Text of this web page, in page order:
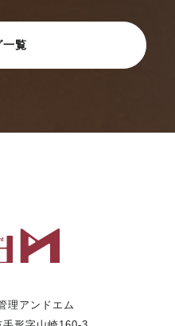
一覧
理アンドエム